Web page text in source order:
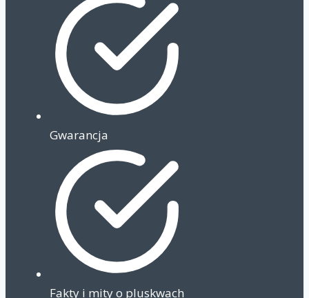
Gwarancja
Fakty i mity o pluskwach